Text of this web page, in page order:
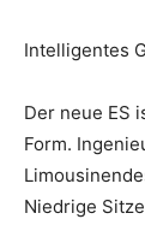
Intelligentes
Der neue ES
Form.
Niedrige